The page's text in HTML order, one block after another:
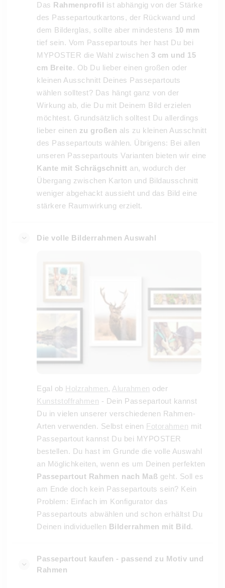
Das Rahmenprofil ist abhängig von der Stärke
des Passepartoutkartons, der Rückwand und
dem Bilderglas, sollte aber mindestens 10 mm
tief sein. Vom Passepartouts her hast Du bei
MYPOSTER die Wahl zwischen 3 cm und 15
cm Breite. Ob Du lieber einen großen oder
kleinen Ausschnitt Deines Passepartouts
wählen solltest? Das hängt ganz von der
Wirkung ab, die Du mit Deinem Bild erzielen
möchtest. Grundsätzlich solltest Du allerdings
lieber einen zu großen als zu kleinen Ausschnitt
des Passepartouts wählen. Übrigens: Bei allen
unseren Passepartouts Varianten bieten wir eine
Kante mit Schrägschnitt an, wodurch der
Übergang zwischen Karton und Bildausschnitt
weniger abgehackt aussieht und das Bild eine
stärkere Raumwirkung erzielt.
Die volle Bilderrahmen Auswahl
Egal ob Holzrahmen, Alurahmen oder
Kunststoffrahmen - Dein Passepartout kannst
Du in vielen unserer verschiedenen Rahmen-
Arten verwenden. Selbst einen Fotorahmen mit
Passepartout kannst Du bei MYPOSTER
bestellen. Du hast im Grunde die volle Auswahl
an Möglichkeiten, wenn es um Deinen perfekten
Passepartout Rahmen nach Maß geht. Soll es
am Ende doch kein Passepartouts sein? Kein
Problem: Einfach im Konfigurator das
Passepartouts abwählen und schon erhältst Du
Deinen individuellen Bilderrahmen mit Bild.
Passepartout kaufen - passend zu Motiv und
Rahmen